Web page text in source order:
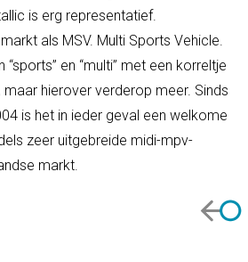
is erg representatief.
als MSV. Multi Sports Vehicle.
en “multi” met een korreltje
hierover verderop meer. Sinds
is het in ieder geval een welkome
zeer uitgebreide midi-mpv-
markt.